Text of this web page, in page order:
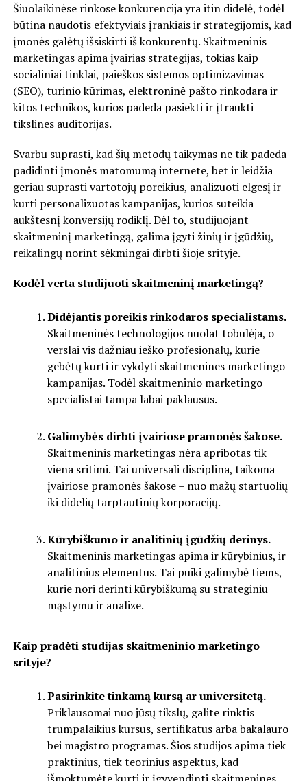
Šiuolaikinėse rinkose konkurencija yra itin didelė, todėl
būtina naudotis efektyviais įrankiais ir strategijomis, kad
įmonės galėtų išsiskirti iš konkurentų. Skaitmeninis
marketingas apima įvairias strategijas, tokias kaip
socialiniai tinklai, paieškos sistemos optimizavimas
(SEO), turinio kūrimas, elektroninė pašto rinkodara ir
kitos technikos, kurios padeda pasiekti ir įtraukti
tikslines auditorijas.
Svarbu suprasti, kad šių metodų taikymas ne tik padeda
padidinti įmonės matomumą internete, bet ir leidžia
geriau suprasti vartotojų poreikius, analizuoti elgesį ir
kurti personalizuotas kampanijas, kurios suteikia
aukštesnį konversijų rodiklį. Dėl to, studijuojant
skaitmeninį marketingą, galima įgyti žinių ir įgūdžių,
reikalingų norint sėkmingai dirbti šioje srityje.
Kodėl verta studijuoti skaitmeninį marketingą?
Didėjantis poreikis rinkodaros specialistams.
Skaitmeninės technologijos nuolat tobulėja, o
verslai vis dažniau ieško profesionalų, kurie
gebėtų kurti ir vykdyti skaitmenines marketingo
kampanijas. Todėl skaitmeninio marketingo
specialistai tampa labai paklausūs.
Galimybės dirbti įvairiose pramonės šakose.
Skaitmeninis marketingas nėra apribotas tik
viena sritimi. Tai universali disciplina, taikoma
įvairiose pramonės šakose – nuo mažų startuolių
iki didelių tarptautinių korporacijų.
Kūrybiškumo ir analitinių įgūdžių derinys.
Skaitmeninis marketingas apima ir kūrybinius, ir
analitinius elementus. Tai puiki galimybė tiems,
kurie nori derinti kūrybiškumą su strateginiu
mąstymu ir analize.
Kaip pradėti studijas skaitmeninio marketingo
srityje?
Pasirinkite tinkamą kursą ar universitetą.
Priklausomai nuo jūsų tikslų, galite rinktis
trumpalaikius kursus, sertifikatus arba bakalauro
bei magistro programas. Šios studijos apima tiek
praktinius, tiek teorinius aspektus, kad